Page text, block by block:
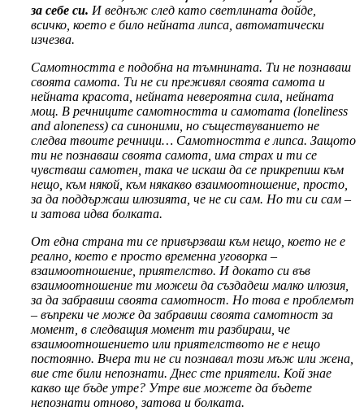
за себе си. И веднъж след като светлината дойде,
всичко, което е било нейната липса, автоматически
изчезва.
Самотността е подобна на тъмнината. Ти не познаваш
своята самота. Ти не си преживял своята самота и
нейната красота, нейната невероятна сила, нейната
мощ. В речниците самотността и самотата (loneliness
and aloneness) са синоними, но съществуванието не
следва твоите речници… Самотността е липса. Защото
ти не познаваш своята самота, има страх и ти се
чувстваш самотен, така че искаш да се прикрепиш към
нещо, към някой, към някакво взаимоотношение, просто,
за да поддържаш илюзията, че не си сам. Но ти си сам –
и затова идва болката.
От една страна ти се привързваш към нещо, което не е
реално, което е просто временна уговорка –
взаимоотношение, приятелство. И докато си във
взаимоотношение ти можеш да създадеш малко илюзия,
за да забравиш своята самотност. Но това е проблемът
– въпреки че може да забравиш своята самотност за
момент, в следващия момент ти разбираш, че
взаимоотношението или приятелството не е нещо
постоянно. Вчера ти не си познавал този мъж или жена,
вие сте били непознати. Днес сте приятели. Кой знае
какво ще бъде утре? Утре вие можете да бъдете
непознати отново, затова и болката.